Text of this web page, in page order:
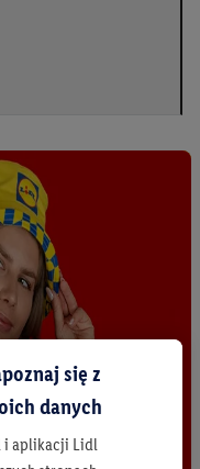
się z
danych
i aplikacji Lidl